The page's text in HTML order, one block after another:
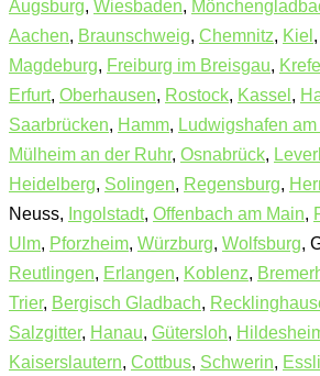
Augsburg, Wiesbaden,
Aachen, Braunschweig, Chemnitz, Kiel ,
Magdeburg, Freiburg im Breisgau,
Erfurt, Oberhausen, Rostock, Kassel ,
Saarbrücken, Hamm, Ludwigshafen
Mülheim an der Ruhr, Osnabrück,
Heidelberg, Solingen, Regensburg,
Neuss, Ingolstadt, Offenbach am Main,
Ulm, Pforzheim, Würzburg, Wolfsburg,
Reutlingen, Erlangen, Koblenz,
Trier, Bergisch Gladbach,
Salzgitter, Hanau, Gütersloh,
Kaiserslautern, Cottbus, Schwerin,